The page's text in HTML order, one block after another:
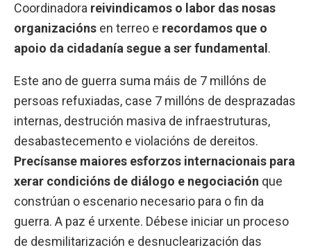
Coordinadora reivindicamos o labor das nosas
organizacións en terreo e recordamos que o
apoio da cidadanía segue a ser fundamental .
Este ano de guerra suma máis de 7 millóns de
persoas refuxiadas, case 7 millóns de desprazadas
internas, destrución masiva de infraestruturas,
desabastecemento e violacións de dereitos.
Precísanse maiores esforzos internacionais para
xerar condicións de diálogo e negociación que
constrúan o escenario necesario para o fin da
guerra. A paz é urxente. Débese iniciar un proceso
de desmilitarización e desnuclearización das